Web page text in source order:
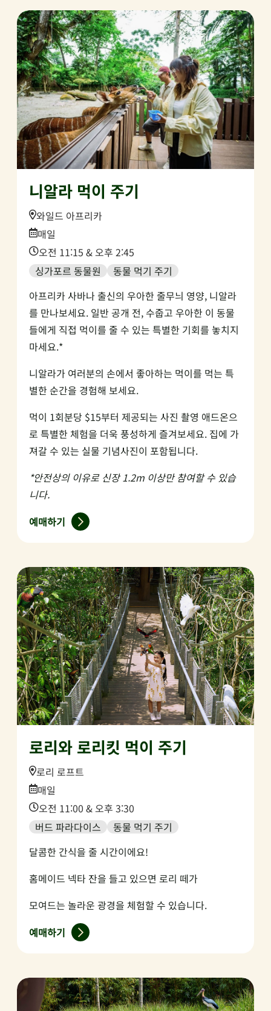
니알라 먹이 주기
Location:
와일드 아프리카
Date:
매일
Time:
오전 11:15 & 오후 2:45
싱가포르 동물원
동물 먹기 주기
아프리카 사바나 출신의 우아한 줄무늬 영양, 니알라
를 만나보세요. 일반 공개 전, 수줍고 우아한 이 동물
들에게 직접 먹이를 줄 수 있는 특별한 기회를 놓치지
마세요.*
니알라가 여러분의 손에서 좋아하는 먹이를 먹는 특
별한 순간을 경험해 보세요.
먹이 1회분당 $15부터 제공되는 사진 촬영 애드온으
로 특별한 체험을 더욱 풍성하게 즐겨보세요. 집에 가
져갈 수 있는 실물 기념사진이 포함됩니다.
*안전상의 이유로 신장 1.2m 이상만 참여할 수 있습
니다.
예매하기
로리와 로리킷 먹이 주기
Location:
로리 로프트
Date:
매일
Time:
오전 11:00 & 오후 3:30
버드 파라다이스
동물 먹기 주기
달콤한 간식을 줄 시간이에요!
홈메이드 넥타 잔을 들고 있으면 로리 떼가
모여드는 놀라운 광경을 체험할 수 있습니다.
예매하기